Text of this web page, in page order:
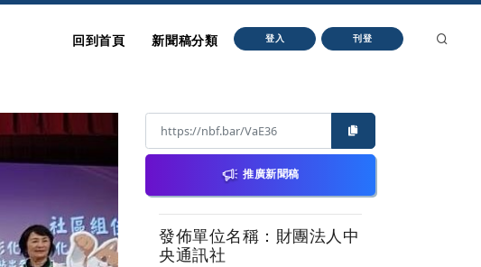
回到首頁 新聞稿分類 登入 刊登
推廣新聞稿
發佈單位名稱：財團法人中
央通訊社